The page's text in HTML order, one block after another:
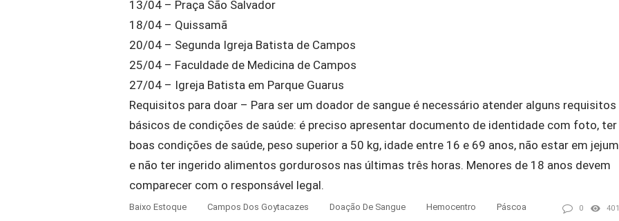
13/04 – Praça São Salvador
18/04 – Quissamã
20/04 – Segunda Igreja Batista de Campos
25/04 – Faculdade de Medicina de Campos
27/04 – Igreja Batista em Parque Guarus
Requisitos para doar – Para ser um doador de sangue é necessário atender alguns requisitos
básicos de condições de saúde: é preciso apresentar documento de identidade com foto, ter
boas condições de saúde, peso superior a 50 kg, idade entre 16 e 69 anos, não estar em jejum
e não ter ingerido alimentos gordurosos nas últimas três horas. Menores de 18 anos devem
comparecer com o responsável legal.
Baixo Estoque Campos Dos Goytacazes Doação De Sangue Hemocentro
Páscoa
0 401